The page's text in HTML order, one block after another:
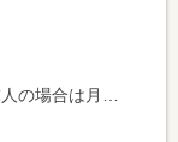
時間額を表示しています。